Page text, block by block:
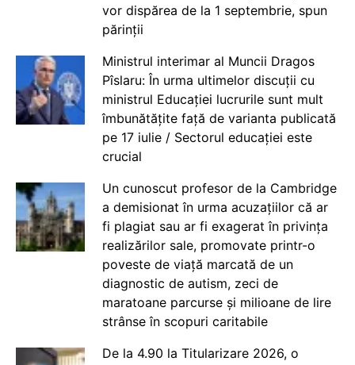
vor dispărea de la 1 septembrie, spun
părinții
Ministrul interimar al Muncii Dragos
Pîslaru: În urma ultimelor discuții cu
ministrul Educației lucrurile sunt mult
îmbunătățite față de varianta publicată
pe 17 iulie / Sectorul educației este
crucial
Un cunoscut profesor de la Cambridge
a demisionat în urma acuzațiilor că ar
fi plagiat sau ar fi exagerat în privința
realizărilor sale, promovate printr-o
poveste de viață marcată de un
diagnostic de autism, zeci de
maratoane parcurse și milioane de lire
strânse în scopuri caritabile
De la 4.90 la Titularizare 2026, o